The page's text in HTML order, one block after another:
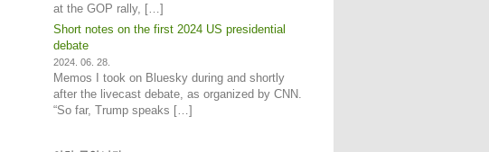
at the GOP rally, […]
Short notes on the first 2024 US presidential
debate
2024. 06. 28.
Memos I took on Bluesky during and shortly
after the livecast debate, as organized by CNN.
“So far, Trump speaks […]